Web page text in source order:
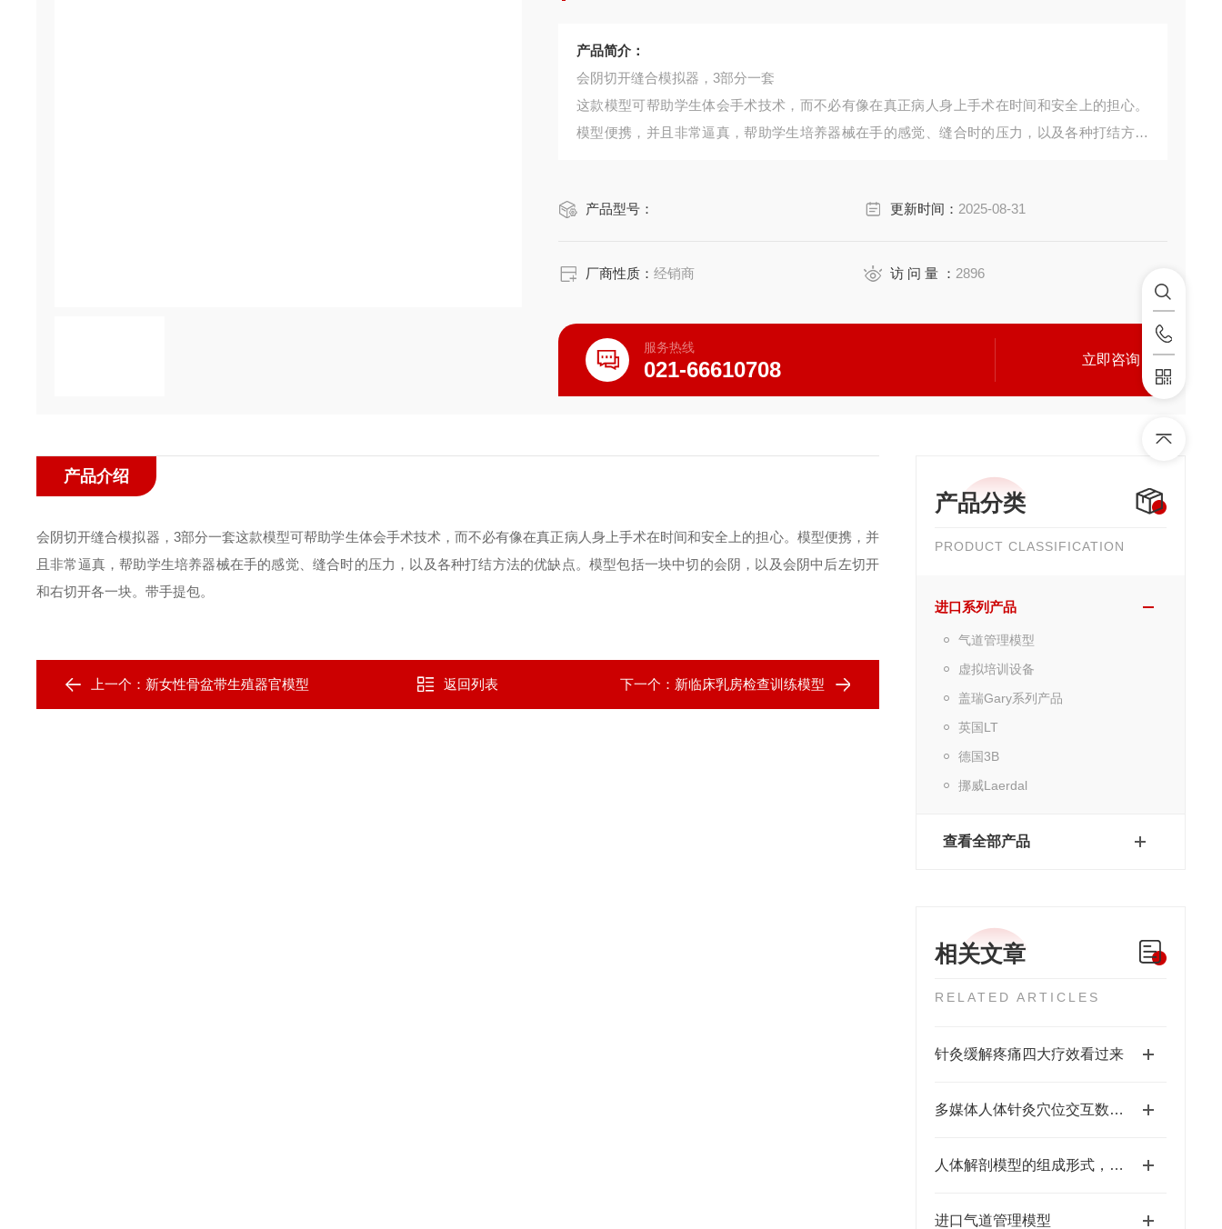
产品简介：
会阴切开缝合模拟器，3部分一套
这款模型可帮助学生体会手术技术，而不必有像在真正病人身上手术在时间和安全上的担心。
模型便携，并且非常逼真，帮助学生培养器械在手的感觉、缝合时的压力，以及各种打结方法
产品型号： 更新时间： 2025-08-31
厂商性质：经销商 访 问 量 ： 2896
服务热线
021-66610708 立即咨询
产品分类
PRODUCT CLASSIFICATION
进口系列产品
气道管理模型
虚拟培训设备
盖瑞Gary系列产品
英国LT
德国3B
挪威Laerdal
查看全部产品
相关文章
RELATED ARTICLES
针灸缓解疼痛四大疗效看过来
多媒体人体针灸穴位交互数字平台的核心组成
人体解剖模型的组成形式，都有哪些器官呢
进口气道管理模型
产品介绍
会阴切开缝合模拟器，3部分一套这款模型可帮助学生体会手术技术，而不必有像在真正病人身上手术在时间和安全上的担心。模型便携，并
且非常逼真，帮助学生培养器械在手的感觉、缝合时的压力，以及各种打结方法的优缺点。模型包括一块中切的会阴，以及会阴中后左切开
和右切开各一块。带手提包。
上一个： 新女性骨盆带生殖器官模型 返回列表 下一个： 新临床乳房检查训练模型